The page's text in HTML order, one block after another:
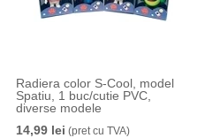
Radiera color S-Cool, model
Spatiu, 1 buc/cutie PVC,
diverse modele
14,99 lei (pret cu TVA)